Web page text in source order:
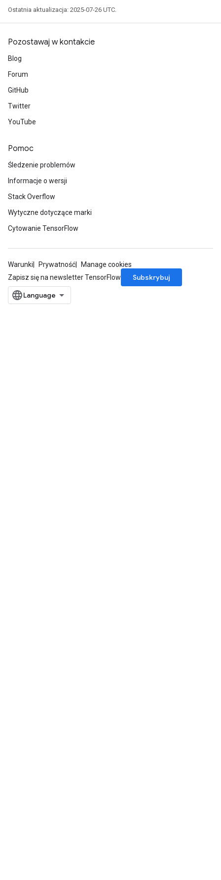
Ostatnia aktualizacja: 2025-07-26 UTC.
Pozostawaj w kontakcie
Blog
Forum
GitHub
Twitter
YouTube
Pomoc
Śledzenie problemów
Informacje o wersji
Stack Overflow
Wytyczne dotyczące marki
Cytowanie TensorFlow
Warunki Prywatność
Manage cookies
Zapisz się na newsletter TensorFlow
Subskrybuj